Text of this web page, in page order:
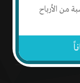
من الأرباح